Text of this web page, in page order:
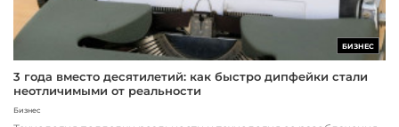
БИЗНЕС
3 года вместо десятилетий: как быстро дипфейки стали
неотличимыми от реальности
Бизнес